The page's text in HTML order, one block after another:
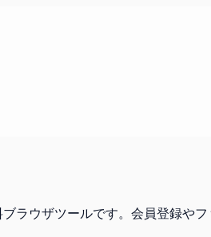
ラウザツールです。会員登録や